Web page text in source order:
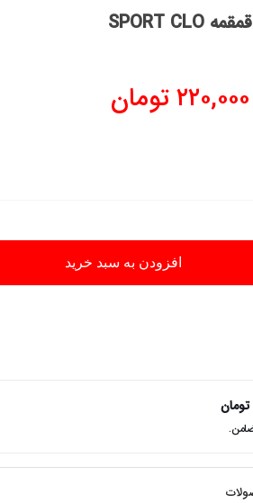
قمقمه SPORT CLO
۲۲۰,۰۰۰تومان
افزودن به سبد خرید
تومان